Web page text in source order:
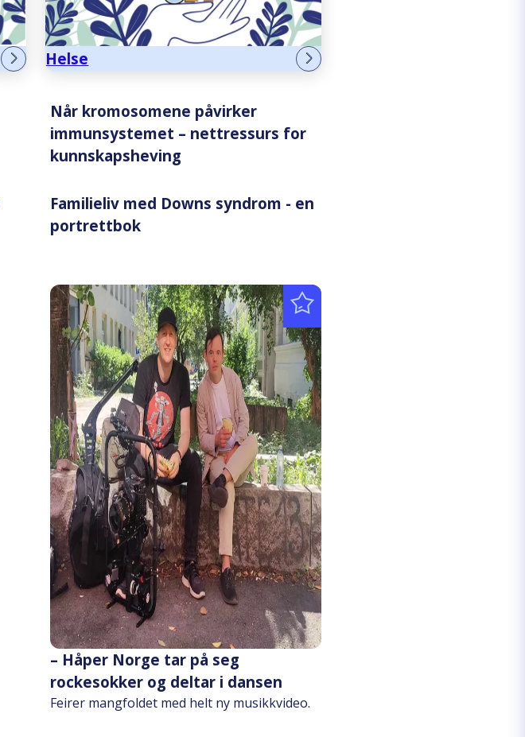
Helse
Når kromosomene påvirker
immunsystemet – nettressurs for
kunnskapsheving
Familieliv med Downs syndrom - en
portrettbok
– Håper Norge tar på seg
rockesokker og deltar i dansen
Feirer mangfoldet med helt ny musikkvideo.